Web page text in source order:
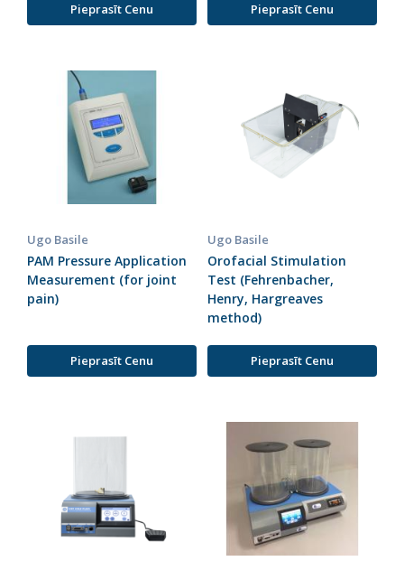
Pieprasīt Cenu Pieprasīt Cenu
Ugo Basile
PAM Pressure Application
Measurement (for joint
pain)
Pieprasīt Cenu
Ugo Basile
Orofacial Stimulation
Test (Fehrenbacher,
Henry, Hargreaves
method)
Pieprasīt Cenu